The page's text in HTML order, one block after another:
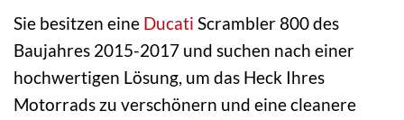
Sie besitzen eine Ducati Scrambler 800 des
Baujahres 2015-2017 und suchen nach einer
hochwertigen Lösung, um das Heck Ihres
Motorrads zu verschönern und eine cleanere